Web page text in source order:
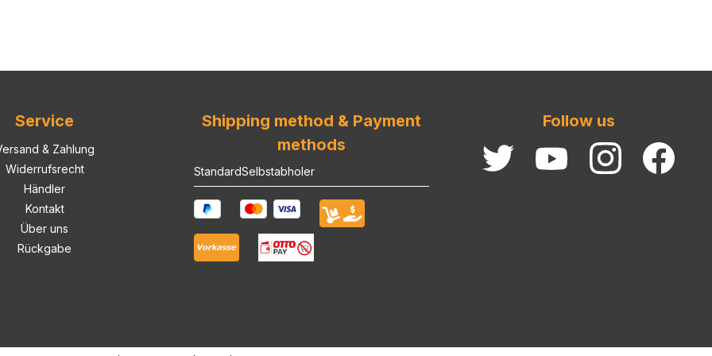
Service
& Zahlung
Widerrufsrecht
Händler
Kontakt
Über uns
Rückgabe
Shipping method & Payment
methods
StandardSelbstabholer
Follow us